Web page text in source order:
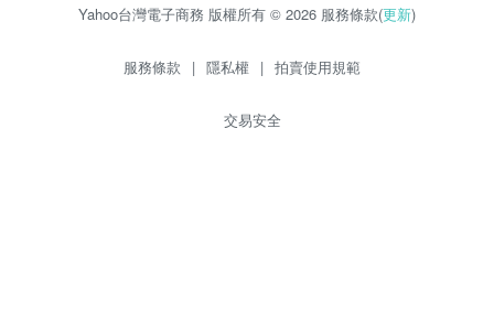
Yahoo台灣電子商務 版權所有 © 2026 服務條款(更新)
服務條款 | 隱私權 | 拍賣使用規範
交易安全